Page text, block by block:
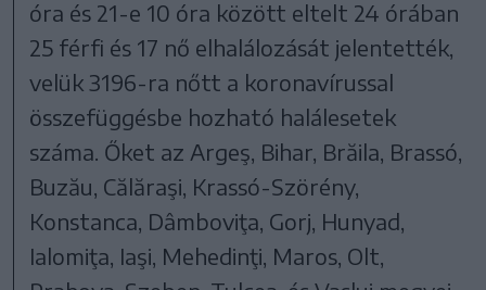
óra és 21-e 10 óra között eltelt 24 órában
25 férfi és 17 nő elhalálozását jelentették,
velük 3196-ra nőtt a koronavírussal
összefüggésbe hozható halálesetek
száma. Őket az Argeş, Bihar, Brăila, Brassó,
Buzău, Călăraşi, Krassó-Szörény,
Konstanca, Dâmboviţa, Gorj, Hunyad,
Ialomiţa, Iaşi, Mehedinţi, Maros, Olt,